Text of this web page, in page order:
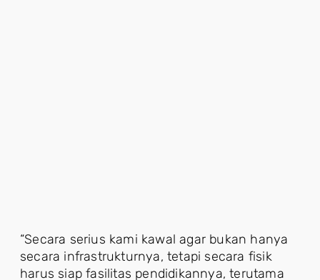
“Secara serius kami kawal agar bukan hanya
secara infrastrukturnya, tetapi secara fisik
harus siap fasilitas pendidikannya, terutama